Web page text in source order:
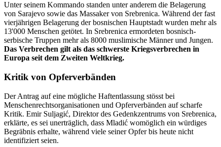
Unter seinem Kommando standen unter anderem die Belagerung
von Sarajevo sowie das Massaker von Srebrenica. Während der fast
vierjährigen Belagerung der bosnischen Hauptstadt wurden mehr als
13'000 Menschen getötet. In Srebrenica ermordeten bosnisch-
serbische Truppen mehr als 8000 muslimische Männer und Jungen.
Das Verbrechen gilt als das schwerste Kriegsverbrechen in
Europa seit dem Zweiten Weltkrieg.
Kritik von Opferverbänden
Der Antrag auf eine mögliche Haftentlassung stösst bei
Menschenrechtsorganisationen und Opferverbänden auf scharfe
Kritik. Emir Suljagić, Direktor des Gedenkzentrums von Srebrenica,
erklärte, es sei unerträglich, dass Mladić womöglich ein würdiges
Begräbnis erhalte, während viele seiner Opfer bis heute nicht
identifiziert seien.